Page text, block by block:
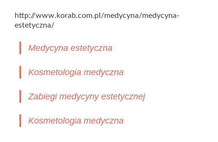
http://www.korab.com.pl/medycyna/medycyna-
estetyczna/
Medycyna estetyczna
Kosmetologia medyczna
Zabiegi medycyny estetycznej
Kosmetologia medyczna